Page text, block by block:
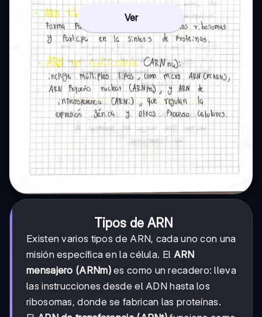
Ver
Tipos de ARN
Existen varios tipos de ARN, cada uno con una
misión específica en la célula. El ARN
mensajero (ARNm)es como un recadero: lleva
las instrucciones desde el ADN hasta los
ribosomas, donde se fabrican las proteínas.